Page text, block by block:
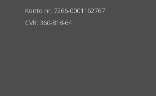
Konto nr. 7266-0001162767
CVR: 360-818-64